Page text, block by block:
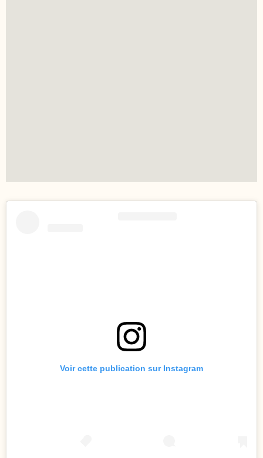
Voir cette publication sur Instagram